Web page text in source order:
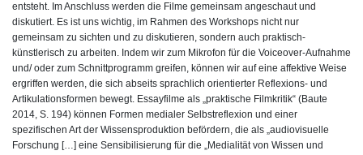
entsteht. Im Anschluss werden die Filme gemeinsam angeschaut und
diskutiert. Es ist uns wichtig, im Rahmen des Workshops nicht nur
gemeinsam zu sichten und zu diskutieren, sondern auch praktisch-
künstlerisch zu arbeiten. Indem wir zum Mikrofon für die Voiceover-Aufnahme
und/ oder zum Schnittprogramm greifen, können wir auf eine affektive Weise
ergriffen werden, die sich abseits sprachlich orientierter Reflexions- und
Artikulationsformen bewegt. Essayfilme als „praktische Filmkritik“ (Baute
2014, S. 194) können Formen medialer Selbstreflexion und einer
spezifischen Art der Wissensproduktion befördern, die als „audiovisuelle
Forschung […] eine Sensibilisierung für die „Medialität von Wissen und